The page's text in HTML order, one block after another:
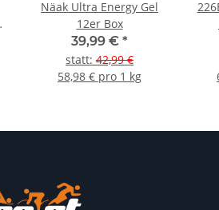
Näak Ultra Energy Gel
12er Box
39,99 € *
statt: 42,99 €
58,98 € pro 1 kg